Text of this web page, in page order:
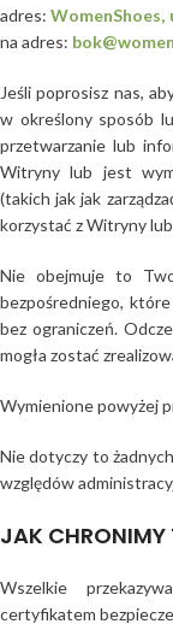
adres:WomenShoes,
na adres:
Jeśli poprosisz nas,
w określony sposób
przetwarzanie lub
Witryny lub jest
(takich jak jak
korzystać z Witryny
Nie obejmuje to
bezpośredniego,
bez ograniczeń.
mogła zostać
Wymienione powyżej
Nie dotyczy to
względów
JAK
Wszelkie
certyfikatem